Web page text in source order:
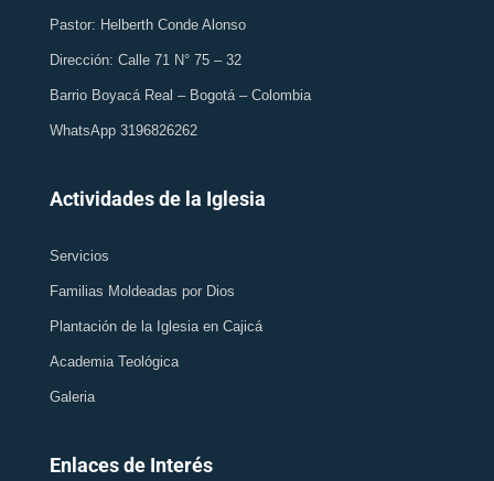
Pastor: Helberth Conde Alonso
Dirección: Calle 71 N° 75 – 32
Barrio Boyacá Real – Bogotá – Colombia
WhatsApp 3196826262
Actividades de la Iglesia
Servicios
Familias Moldeadas por Dios
Plantación de la Iglesia en Cajicá
Academia Teológica
Galeria
Enlaces de Interés